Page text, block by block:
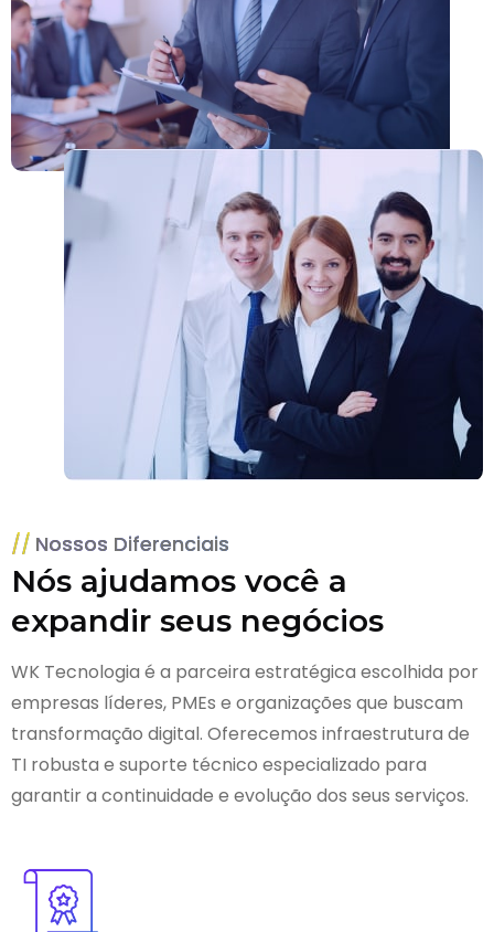
Nossos Diferenciais
Nós ajudamos você a
expandir seus negócios
WK Tecnologia é a parceira estratégica escolhida por
empresas líderes, PMEs e organizações que buscam
transformação digital. Oferecemos infraestrutura de
TI robusta e suporte técnico especializado para
garantir a continuidade e evolução dos seus serviços.